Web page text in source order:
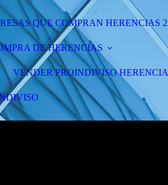
QUE COMPRAN HERENCIAS 2
DE HERENCIAS
VENDER PROINDIVISO HERENCIA